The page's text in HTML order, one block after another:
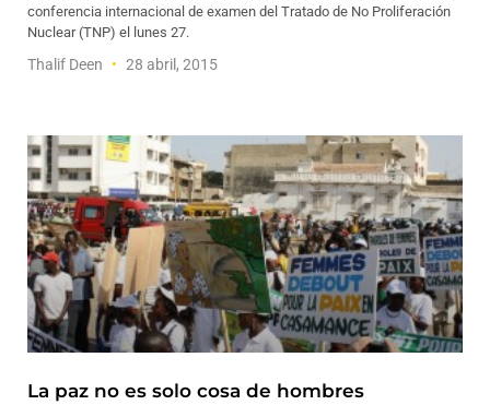
conferencia internacional de examen del Tratado de No Proliferación
Nuclear (TNP) el lunes 27.
Thalif Deen 28 abril, 2015
La paz no es solo cosa de hombres